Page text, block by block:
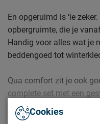
En opgeruimd is ‘ie
opbergruimte, die je
Handig voor alles wat je
beddengoed tot
Qua comfort zit je ook
complete set met een
comfortzones dat zich
Daarbovenop ligt een
Lees meer
Cookies